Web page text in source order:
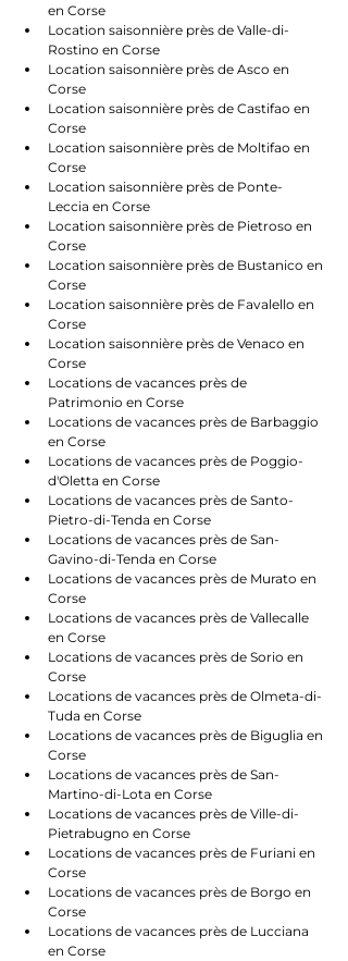
en Corse
Location saisonnière près de Valle-di-
Rostino en Corse
Location saisonnière près de Asco en
Corse
Location saisonnière près de Castifao en
Corse
Location saisonnière près de Moltifao en
Corse
Location saisonnière près de Ponte-
Leccia en Corse
Location saisonnière près de Pietroso en
Corse
Location saisonnière près de Bustanico en
Corse
Location saisonnière près de Favalello en
Corse
Location saisonnière près de Venaco en
Corse
Locations de vacances près de
Patrimonio en Corse
Locations de vacances près de Barbaggio
en Corse
Locations de vacances près de Poggio-
d'Oletta en Corse
Locations de vacances près de Santo-
Pietro-di-Tenda en Corse
Locations de vacances près de San-
Gavino-di-Tenda en Corse
Locations de vacances près de Murato en
Corse
Locations de vacances près de Vallecalle
en Corse
Locations de vacances près de Sorio en
Corse
Locations de vacances près de Olmeta-di-
Tuda en Corse
Locations de vacances près de Biguglia en
Corse
Locations de vacances près de San-
Martino-di-Lota en Corse
Locations de vacances près de Ville-di-
Pietrabugno en Corse
Locations de vacances près de Furiani en
Corse
Locations de vacances près de Borgo en
Corse
Locations de vacances près de Lucciana
en Corse